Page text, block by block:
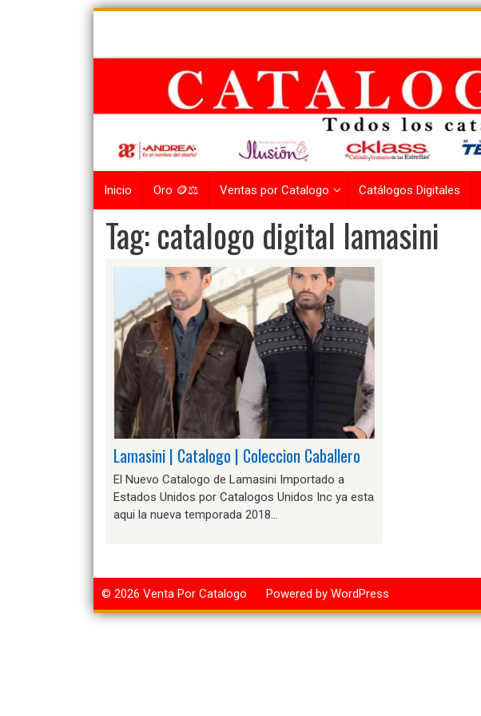
Skip
Inicio Oro 🪙⚖️ Ventas por Catalogo Catálogos Digitales
Tag:catalogo digital lamasini
Lamasini | Catalogo | Coleccion Caballero
El Nuevo Catalogo de Lamasini Importado a
Estados Unidos por Catalogos Unidos Inc ya esta
aqui la nueva temporada 2018…
© 2026 Venta Por Catalogo Powered by WordPress